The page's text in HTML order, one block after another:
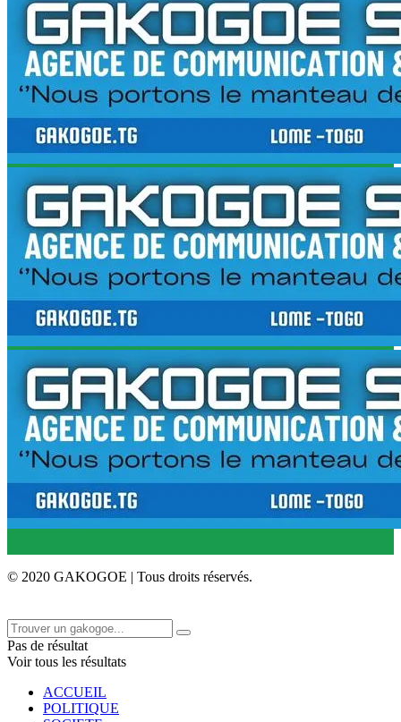
© 2020 GAKOGOE | Tous droits réservés.
Pas de résultat
Voir tous les résultats
ACCUEIL
POLITIQUE